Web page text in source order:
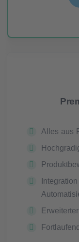
Alles aus